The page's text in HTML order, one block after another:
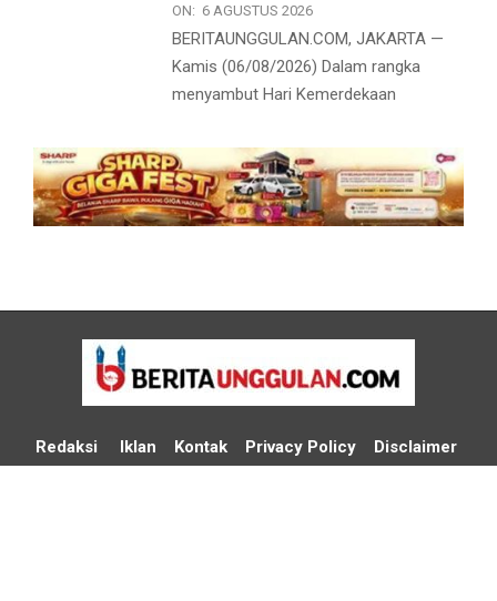
ON: 6 AGUSTUS 2026
BERITAUNGGULAN.COM, JAKARTA —
Kamis (06/08/2026) Dalam rangka
menyambut Hari Kemerdekaan
Redaksi Iklan Kontak Privacy Policy
Disclaimer